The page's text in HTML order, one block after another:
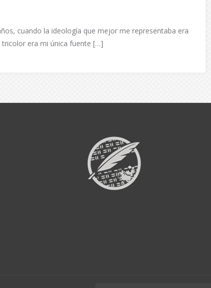
cuando la ideología que mejor me representaba era
tricolor era mi única fuente […]